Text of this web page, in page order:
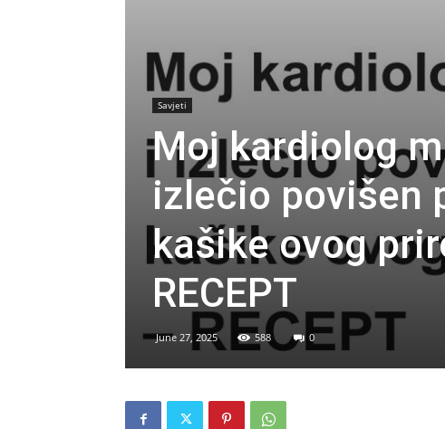
Savjeti
Moj kardiolog
izlečio povišen
kašike ovog
RECEPT
June 27, 2025 588 0